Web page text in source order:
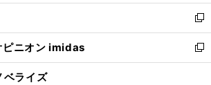
開
く
ウ
で
開
く
ン
ド
ウ
で
開
ウ
ィ
ン
ド
ウ
し
い
ウ
ィ
ン
新
し
い
ウ
ピニオン imidas
新
し
ベライズ